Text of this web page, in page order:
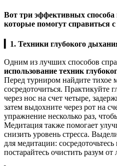
Вот три эффективных
которые помогут справиться
▎1. Техники глубокого
Одним из лучших способов
использование техник
Перед турниром найдите тихое
сосредоточиться. Практикуйте
через нос на счет четыре,
затем выдохните через рот на
упражнение несколько раз,
Медитация также помогает
снизить уровень стресса.
для медитации:
постарайтесь очистить разум